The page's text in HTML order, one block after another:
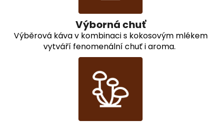
Výborná chuť
Výběrová káva v kombinaci s kokosovým mlékem
vytváří fenomenální chuť i aroma.